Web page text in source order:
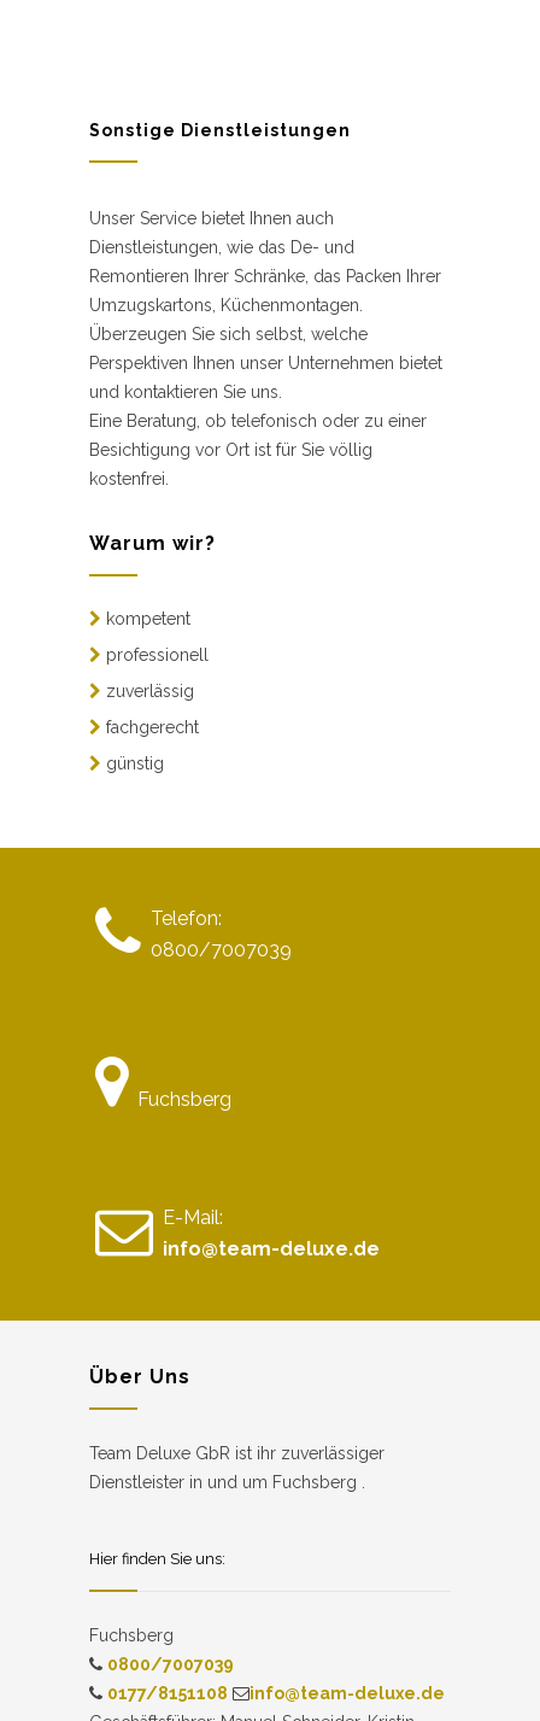
Sonstige Dienstleistungen
Unser Service bietet Ihnen auch
Dienstleistungen, wie das De- und
Remontieren Ihrer Schränke, das Packen Ihrer
Umzugskartons, Küchenmontagen.
Überzeugen Sie sich selbst, welche
Perspektiven Ihnen unser Unternehmen bietet
und kontaktieren Sie uns.
Eine Beratung, ob telefonisch oder zu einer
Besichtigung vor Ort ist für Sie völlig
kostenfrei.
Warum wir?
kompetent
professionell
zuverlässig
fachgerecht
günstig
Telefon:
0800/7007039
Fuchsberg
E-Mail:
info@team-deluxe.de
Über Uns
Team Deluxe GbR ist ihr zuverlässiger
Dienstleister in und um Fuchsberg .
Hier finden Sie uns:
Fuchsberg
0800/7007039
0177/8151108
info@team-deluxe.de